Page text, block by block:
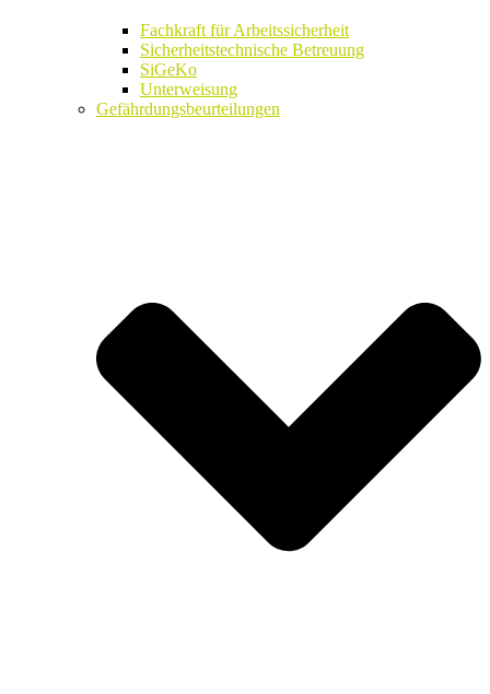
Fachkraft für Arbeitssicherheit
Sicherheitstechnische Betreuung
SiGeKo
Unterweisung
Gefährdungsbeurteilungen